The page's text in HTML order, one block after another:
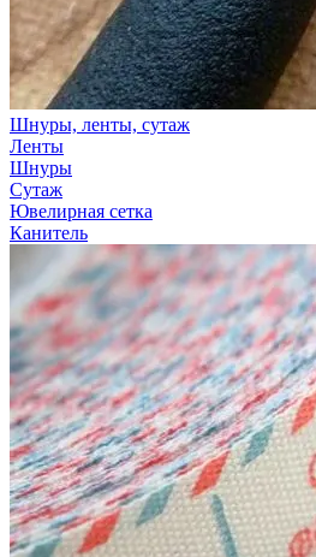
Шнуры, ленты, сутаж
Ленты
Шнуры
Сутаж
Ювелирная сетка
Канитель